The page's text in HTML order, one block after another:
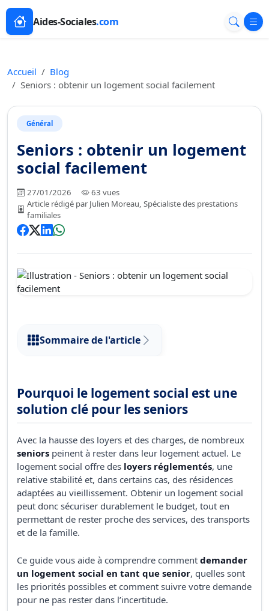
Aides-Sociales.com
Accueil
Blog
Seniors : obtenir un logement social facilement
Général
Seniors : obtenir un logement
social facilement
27/01/2026
63 vues
Article rédigé par Julien Moreau, Spécialiste des prestations
familiales
Sommaire de l'article
Pourquoi le logement social est une
solution clé pour les seniors
Avec la hausse des loyers et des charges, de nombreux
seniors peinent à rester dans leur logement actuel. Le
logement social offre des loyers réglementés, une
relative stabilité et, dans certains cas, des résidences
adaptées au vieillissement. Obtenir un logement social
peut donc sécuriser durablement le budget, tout en
permettant de rester proche des services, des transports
et de la famille.
Ce guide vous aide à comprendre comment demander
un logement social en tant que senior, quelles sont
les priorités possibles et comment suivre votre demande
pour ne pas rester dans l’incertitude.